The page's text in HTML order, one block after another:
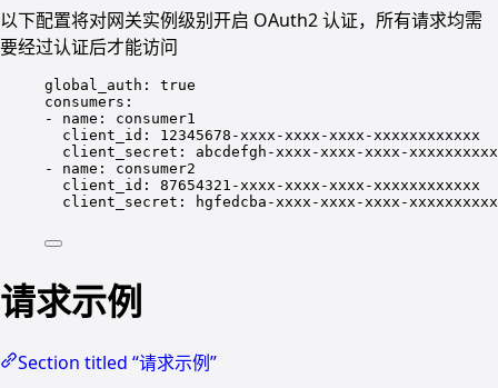
以下配置将对网关实例级别开启 OAuth2 认证，所有请求均需
要经过认证后才能访问
global_auth : true
consumers :
- name : consumer1
client_id : 12345678-xxxx-xxxx-xxxx-xxxxxxxxxxxx
client_secret : abcdefgh-xxxx-xxxx-xxxx-
- name : consumer2
client_id : 87654321-xxxx-xxxx-xxxx-xxxxxxxxxxxx
client_secret : hgfedcba-xxxx-xxxx-xxxx-
请求示例
Section titled “请求示例”